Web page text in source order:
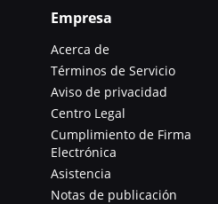
Empresa
Acerca de
Términos de Servicio
Aviso de privacidad
Centro Legal
Cumplimiento de Firma
Electrónica
Asistencia
Notas de publicación